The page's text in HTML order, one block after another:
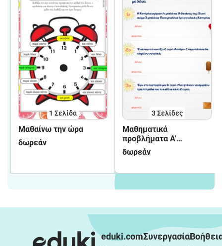
1 Σελίδα
Μαθαίνω την ώρα
δωρεάν
3 Σελίδες
Μαθηματικά
προβλήματα Α'
Δημοτικού - φύλλα
εργασίας
δωρεάν
eduki.comΣυνεργασία